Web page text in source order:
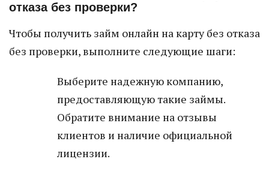
отказа без проверки?
Чтобы получить займ онлайн на карту без отказа
без проверки, выполните следующие шаги:
Выберите надежную компанию,
предоставляющую такие займы.
Обратите внимание на отзывы
клиентов и наличие официальной
лицензии.